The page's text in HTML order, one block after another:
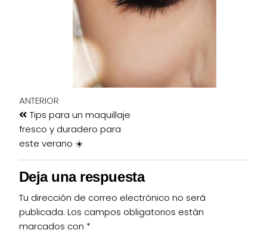
ANTERIOR
Tips para un maquillaje
fresco y duradero para
este verano ☀️
Deja una respuesta
Tu dirección de correo electrónico no será
publicada. Los campos obligatorios están
marcados con *